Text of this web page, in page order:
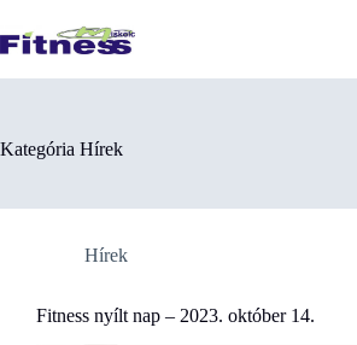
to
content
Kategória Hírek
Hírek
Fitness nyílt nap – 2023. október 14.